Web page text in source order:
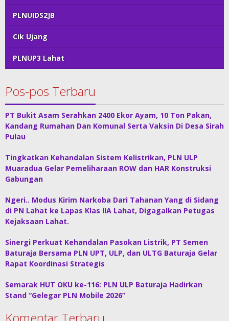
PLNUIDS2JB
Cik Ujang
PLNUP3 Lahat
Pos-pos Terbaru
PT Bukit Asam Serahkan 2400 Ekor Ayam, 10 Ton Pakan,
Kandang Rumahan Dan Komunal Serta Vaksin Di Desa Sirah
Pulau
Tingkatkan Kehandalan Sistem Kelistrikan, PLN ULP
Muaradua Gelar Pemeliharaan ROW dan HAR Konstruksi
Gabungan
Ngeri.. Modus Kirim Narkoba Dari Tahanan Yang di Sidang
di PN Lahat ke Lapas Klas IIA Lahat, Digagalkan Petugas
Kejaksaan Lahat.
Sinergi Perkuat Kehandalan Pasokan Listrik, PT Semen
Baturaja Bersama PLN UPT, ULP, dan ULTG Baturaja Gelar
Rapat Koordinasi Strategis
Semarak HUT OKU ke-116: PLN ULP Baturaja Hadirkan
Stand “Gelegar PLN Mobile 2026”
Komentar Terbaru